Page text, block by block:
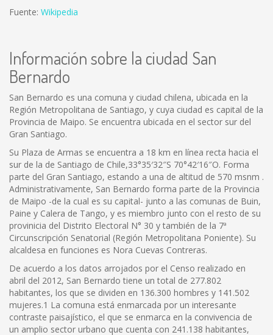
Fuente: Wikipedia
Información sobre la ciudad San
Bernardo
San Bernardo es una comuna y ciudad chilena, ubicada en la
Región Metropolitana de Santiago, y cuya ciudad es capital de la
Provincia de Maipo. Se encuentra ubicada en el sector sur del
Gran Santiago.
Su Plaza de Armas se encuentra a 18 km en línea recta hacia el
sur de la de Santiago de Chile,33°35′32″S 70°42′16″O. Forma
parte del Gran Santiago, estando a una de altitud de 570 msnm .
Administrativamente, San Bernardo forma parte de la Provincia
de Maipo -de la cual es su capital- junto a las comunas de Buin,
Paine y Calera de Tango, y es miembro junto con el resto de su
provinicia del Distrito Electoral N° 30 y también de la 7ª
Circunscripción Senatorial (Región Metropolitana Poniente). Su
alcaldesa en funciones es Nora Cuevas Contreras.
De acuerdo a los datos arrojados por el Censo realizado en
abril del 2012, San Bernardo tiene un total de 277.802
habitantes, los que se dividen en 136.300 hombres y 141.502
mujeres.1 La comuna está enmarcada por un interesante
contraste paisajístico, el que se enmarca en la convivencia de
un amplio sector urbano que cuenta con 241.138 habitantes,